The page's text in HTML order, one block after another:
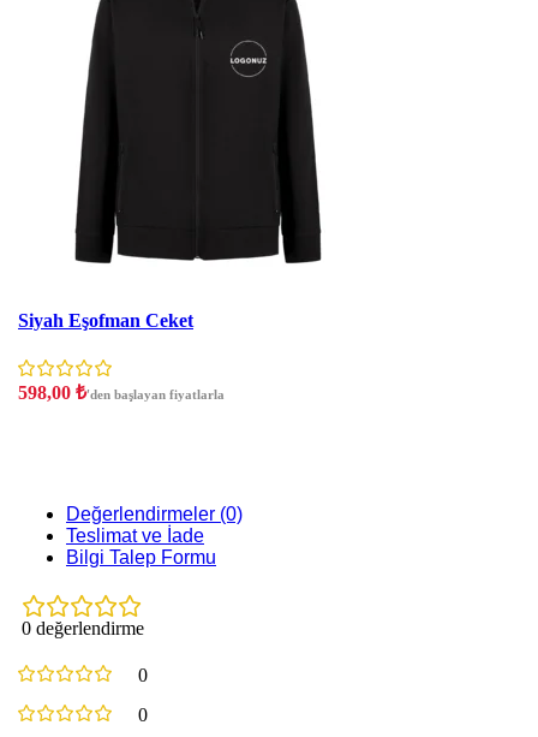
Siyah Eşofman Ceket
598,00 ₺'den başlayan fiyatlarla
Değerlendirmeler (0)
Teslimat ve İade
Bilgi Talep Formu
0 değerlendirme
0
0